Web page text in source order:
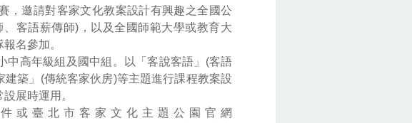
，邀請對客家文化教案設計有興趣之全國公
客語薪傳師)，以及全國師範大學或教育大
名參加。
中高年級組及國中組。以「客說客語」(客語
築」(傳統客家伙房)等主題進行課程教案設
展時運用。
或臺北市客家文化主題公園官網